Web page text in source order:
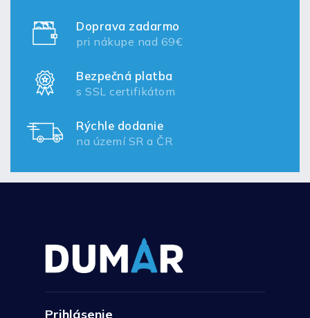
Doprava zadarmo
pri nákupe nad 69€
Bezpečná platba
s SSL certifikátom
Rýchle dodanie
na území SR a ČR
Prihlásenie